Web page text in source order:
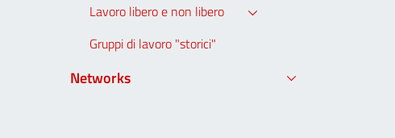
Lavoro libero e non libero
Gruppi di lavoro "storici"
Networks